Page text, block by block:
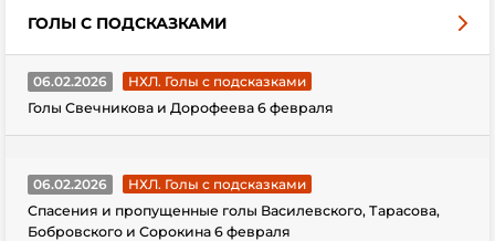
ГОЛЫ С ПОДСКАЗКАМИ
06.02.2026
НХЛ. Голы с подсказками
Голы Свечникова и Дорофеева 6 февраля
06.02.2026
НХЛ. Голы с подсказками
Спасения и пропущенные голы Василевского, Тарасова,
Бобровского и Сорокина 6 февраля